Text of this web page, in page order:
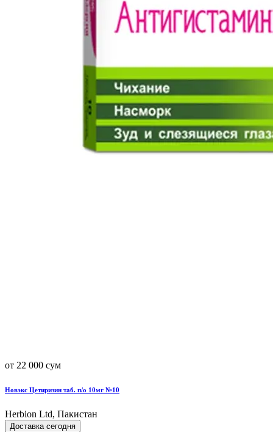
от 22 000 сум
Новэкс Цетиризин таб. п/о 10мг №10
Herbion Ltd, Пакистан
Доставка сегодня